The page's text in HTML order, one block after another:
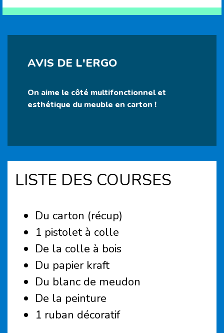
AVIS DE L'ERGO
On aime le côté multifonctionnel et
esthétique du meuble en carton !
LISTE DES COURSES
Du carton (récup)
1 pistolet à colle
De la colle à bois
Du papier kraft
Du blanc de meudon
De la peinture
1 ruban décoratif